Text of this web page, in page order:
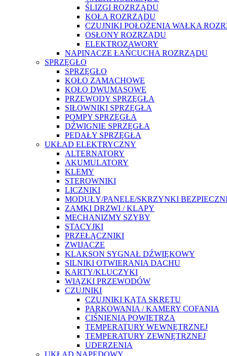
ŚLIZGI ROZRZĄDU
KOŁA ROZRZĄDU
CZUJNIKI POŁOŻENIA WAŁKA
OSŁONY ROZRZĄDU
ELEKTROZAWORY
NAPINACZE ŁAŃCUCHA ROZRZĄDU
SPRZĘGŁO
SPRZĘGŁO
KOŁO ZAMACHOWE
KOŁO DWUMASOWE
PRZEWODY SPRZĘGŁA
SIŁOWNIKI SPRZĘGŁA
POMPY SPRZĘGŁA
DŹWIGNIE SPRZĘGŁA
PEDAŁY SPRZĘGŁA
UKŁAD ELEKTRYCZNY
ALTERNATORY
AKUMULATORY
KLEMY
STEROWNIKI
LICZNIKI
MODUŁY/PANELE/SKRZYNKI
ZAMKI DRZWI / KLAPY
MECHANIZMY SZYBY
STACYJKI
PRZEŁĄCZNIKI
ZWIJACZE
KLAKSON SYGNAŁ DŹWIĘKOWY
SILNIKI OTWIERANIA DACHU
KARTY/KLUCZYKI
WIĄZKI PRZEWODÓW
CZUJNIKI
CZUJNIKI KĄTA SKRĘTU
PARKOWANIA / KAMERY COFANIA
CIŚNIENIA POWIETRZA
TEMPERATURY WEWNĘTRZNEJ
TEMPERATURY ZEWNĘTRZNEJ
UDERZENIA
UKŁAD NAPĘDOWY